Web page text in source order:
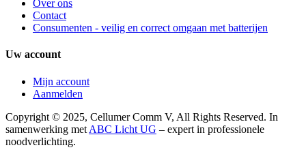
Over ons
Contact
Consumenten - veilig en correct omgaan met batterijen
Uw account
Mijn account
Aanmelden
Copyright © 2025, Cellumer Comm V, All Rights Reserved. In
samenwerking met ABC Licht UG – expert in professionele
noodverlichting.